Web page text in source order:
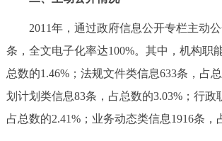
2011年，通过政府信息公开专栏主动公
条，全文电子化率达100%。其中，机构职
总数的1.46%；法规文件类信息633条，占
划计划类信息83条，占总数的3.03%；行政
占总数的2.41%；业务动态类信息1916条，